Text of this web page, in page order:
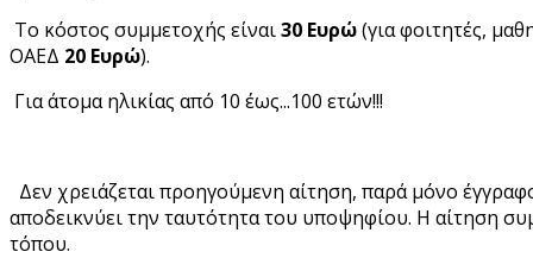
Το κόστος συμμετοχής είναι30 Ευρώ(για φοιτητές,
ΟΑΕΔ 20 Ευρώ).
Για άτομα ηλικίας από 10 έως...100 ετών!!!
Δεν χρειάζεται προηγούμενη αίτηση, παρά μόνο
αποδεικνύει την ταυτότητα του υποψηφίου. Η αίτηση
τόπου.